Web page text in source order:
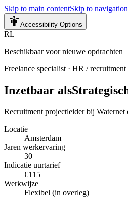
Skip to main contentSkip to navigation
Accessibility Options
RL
Beschikbaar voor nieuwe opdrachten
Freelance specialist · HR / recruitment
Inzetbaar als
Recruitment projectleider bij
Locatie
Amsterdam
Jaren werkervaring
30
Indicatie uurtarief
€115
Werkwijze
Flexibel (in overleg)